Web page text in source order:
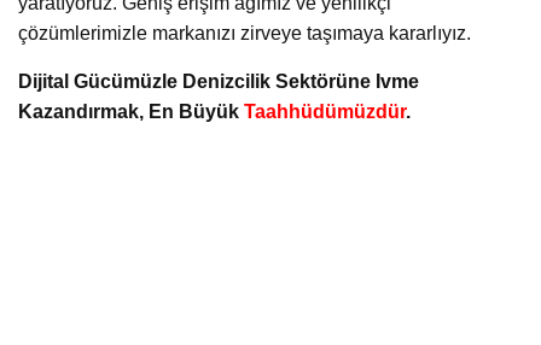
çözümlerimizle markanızı zirveye taşımaya kararlıyız.
Dijital Gücümüzle Denizcilik Sektörüne Ivme
Kazandırmak, En Büyük Taahhüdümüzdür.